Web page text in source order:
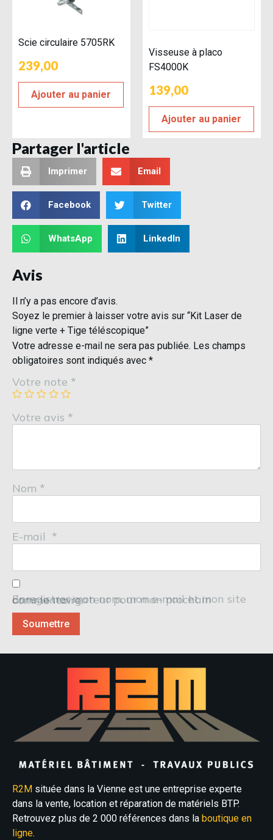
Scie circulaire 5705RK
239,00
Ajouter au panier
Visseuse à placo
FS4000K
139,00
Ajouter au panier
Partager l'article
Imprimer Email
Facebook Twitter
WhatsApp LinkedIn
Avis
Il n’y a pas encore d’avis.
Soyez le premier à laisser votre avis sur “Kit Laser de
ligne verte + Tige téléscopique”
Votre adresse e-mail ne sera pas publiée. Les champs
obligatoires sont indiqués avec *
Votre note *
Votre avis *
Nom *
E-mail *
Enregistrer mon nom, mon e-mail et mon site dans le navigateur pour mon prochain commentaire.
R2M située dans la Vienne est une entreprise experte
dans la vente, location et réparation de matériels BTP.
Retrouvez plus de 2 000 références dans la boutique en
ligne.